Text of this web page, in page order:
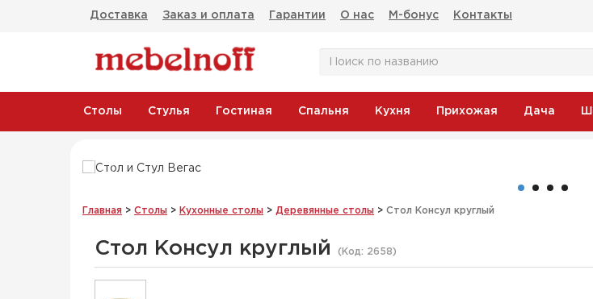
Доставка Заказ и оплата Гарантии О нас М-бонус Контакты
Столы Стулья Гостиная Спальня Кухня Прихожая Дача
Главная > Столы > Кухонные столы > Деревянные столы > Стол Консул круглый
Стол Консул круглый (Код: 2658)